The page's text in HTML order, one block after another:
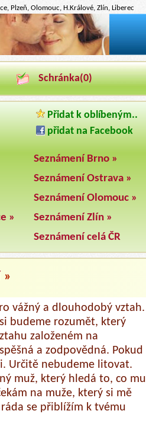
Plzeň, Olomouc, H.Králové, Zlín, Liberec
Schránka(0)
Přidat k oblíbeným..
přidat na Facebook
»
Seznámení Brno »
Seznámení Ostrava »
Seznámení Olomouc »
Seznámení Zlín »
Seznámení celá ČR
»
vážný a dlouhodobý vztah.
budeme rozumět, který
založeném na
a zodpovědná. Pokud
Určitě nebudeme litovat.
muž, který hledá to, co mu
na muže, který si mě
se přiblížím k tvému